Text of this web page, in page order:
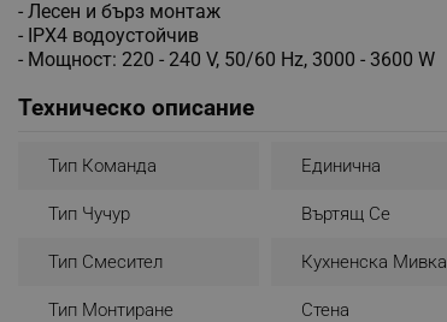
- Лесен и бърз монтаж
- IPX4 водоустойчив
- Мощност: 220 - 240 V, 50/60 Hz, 3000 - 3600 W
Техническо описание
Тип Команда Единична
Тип Чучур Въртящ Се
Тип Смесител Кухненска Мивка
Тип Монтиране Стена